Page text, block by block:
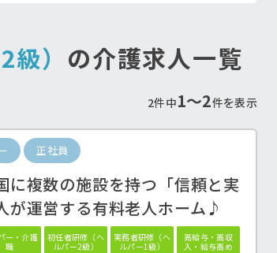
） の介護求人一覧
2件中1〜2件を表示
正社員
複数の施設を持つ「信頼と実
が運営する有料老人ホーム♪
ー・介護
職
初任者研修（ヘ
ルパー2級）
実務者研修（ヘ
ルパー1級）
高給与・高収
入・給与高め
かり支
オススメ♪
♪
公共交通機関で通勤のあなたへ！